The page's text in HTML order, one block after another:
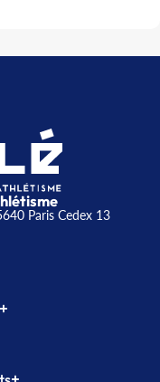
Paris Cedex 13
+